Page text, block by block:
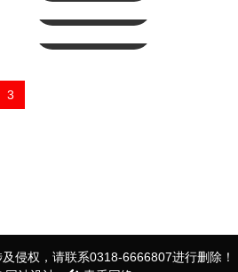
3
侵权，请联系0318-6666807进行删除！